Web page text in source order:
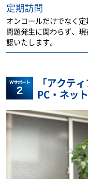
定期訪問
オンコールだけでなく定
問題発生に関わらず、
認いたします。
「アクテ
PC・ネッ